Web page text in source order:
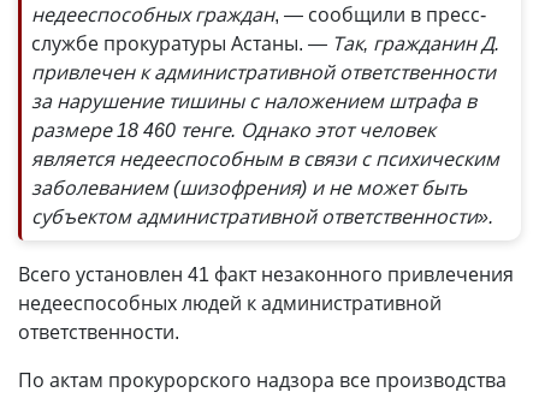
недееспособных граждан, — сообщили в пресс-
службе прокуратуры Астаны. — Так, гражданин Д.
привлечен к административной ответственности
за нарушение тишины с наложением штрафа в
размере 18 460 тенге. Однако этот человек
является недееспособным в связи с психическим
заболеванием (шизофрения) и не может быть
субъектом административной ответственности».
Всего установлен 41 факт незаконного привлечения
недееспособных людей к административной
ответственности.
По актам прокурорского надзора все производства